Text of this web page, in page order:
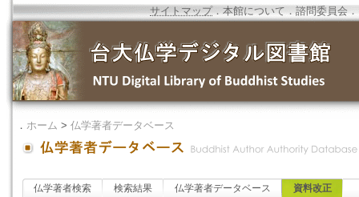
サイトマップ．本館について ．諮問委員会 ．
． ホーム > 仏学著者データベース
仏学著者検索 検索結果 仏学著者データベース 資料改正